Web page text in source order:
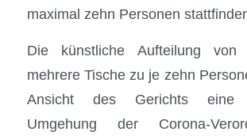
maximal zehn Personen
Die künstliche Aufteilung
mehrere Tische zu je zehn
Ansicht des Gerichts eine
Umgehung der Corona-